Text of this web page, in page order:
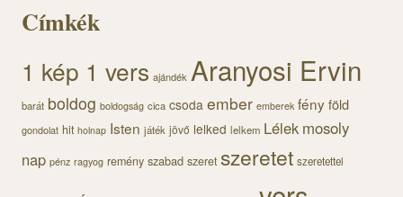
Címkék
1 kép 1 vers ajándék Aranyosi Ervin
barát boldog boldogság cica csoda ember emberek fényföld
gondolat hit holnap Isten játék jövő lelked lelkem Lélek mosoly
nap pénz ragyog remény szabad szeret szeretet szeretettel